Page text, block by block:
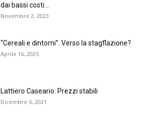
dai bassi costi...
Novembre 2, 2023
“Cereali e dintorni”. Verso la stagflazione?
Aprile 16, 2025
Lattiero Caseario: Prezzi stabili
Dicembre 6, 2021